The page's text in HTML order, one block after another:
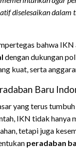
diselesaikan dalam
bahwa IKN
dengan dukungan
kuat, serta
Baru
yang terus
IKN tidak hanya
tetapi juga
peradaban